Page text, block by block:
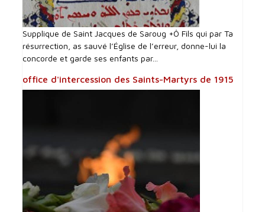
Supplique de Saint Jacques de Saroug +Ô Fils qui par Ta
résurrection, as sauvé l’Église de l’erreur, donne-lui la
concorde et garde ses enfants par...
office d'intercession des Saints-Martyrs de 1915